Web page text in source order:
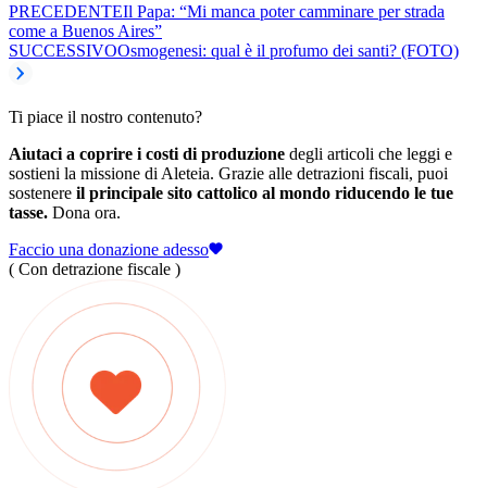
PRECEDENTEIl Papa: “Mi manca poter camminare per strada
come a Buenos Aires”
SUCCESSIVOOsmogenesi: qual è il profumo dei santi? (FOTO)
Ti piace il nostro contenuto?
Aiutaci a coprire i costi di produzione degli articoli che leggi e
sostieni la missione di Aleteia. Grazie alle detrazioni fiscali, puoi
sostenere il principale sito cattolico al mondo riducendo le tue
tasse. Dona ora.
Faccio una donazione adesso
( Con detrazione fiscale )